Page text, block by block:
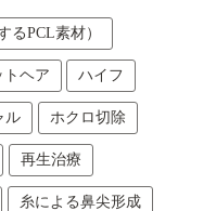
るPCL素材）
トヘア ハイフ
ル ホクロ切除
再生治療
糸による鼻尖形成